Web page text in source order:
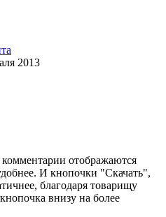
2013
комментарии отображаются
И кнопочки "Скачать",
благодаря товарищу
внизу на более